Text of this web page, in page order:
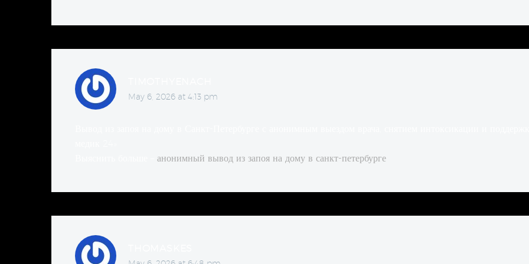
May 6, 2026 at 4:13 pm
анонимный вывод из запоя на дому в санкт-петербурге